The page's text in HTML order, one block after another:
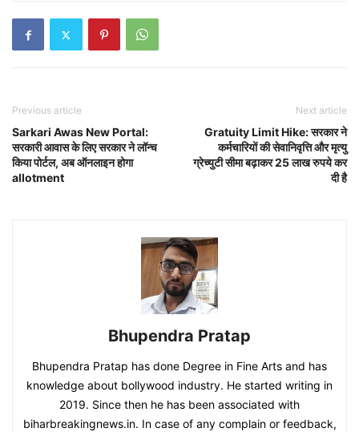
Previous article
Sarkari Awas New Portal:
सरकारी आवास के लिए सरकार ने लॉन्च
किया पोर्टल, अब ऑनलाइन होगा
allotment
Next article
Gratuity Limit Hike: सरकार ने
कर्मचारियों की सेवानिवृत्ति और मृत्यु
ग्रेच्युटी सीमा बढ़ाकर 25 लाख रुपये कर
दी है
Bhupendra Pratap
Bhupendra Pratap has done Degree in Fine Arts and has
knowledge about bollywood industry. He started writing in
2019. Since then he has been associated with
biharbreakingnews.in. In case of any complain or feedback,